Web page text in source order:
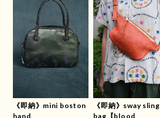
《即納》mini boston
hand
《即納》sway sling
bag【blood